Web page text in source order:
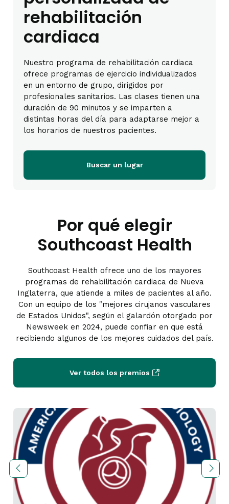
rehabilitación
cardiaca
Nuestro programa de rehabilitación cardiaca
ofrece programas de ejercicio individualizados
en un entorno de grupo, dirigidos por
profesionales sanitarios. Las clases tienen una
duración de 90 minutos y se imparten a
distintas horas del día para adaptarse mejor a
los horarios de nuestros pacientes.
Buscar un lugar
Por qué elegir
Southcoast Health
Southcoast Health ofrece uno de los mayores
programas de rehabilitación cardiaca de Nueva
Inglaterra, que atiende a miles de pacientes al año.
Con un equipo de los "mejores cirujanos vasculares
de Estados Unidos", según el galardón otorgado por
Newsweek en 2024, puede confiar en que está
recibiendo algunos de los mejores cuidados del país.
Ver todos los premios